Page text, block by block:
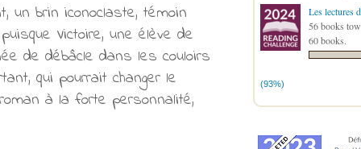
un brin iconoclaste, témoin
Victoire, une élève de
de débâcle dans les couloirs
qui pourrait changer le
à la forte personnalité,
Les lectures
56 books
60 books.
(93%)